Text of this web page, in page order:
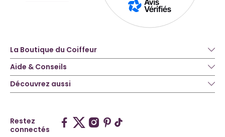
La Boutique du Coiffeur
Aide & Conseils
Découvrez aussi
Restez
connectés